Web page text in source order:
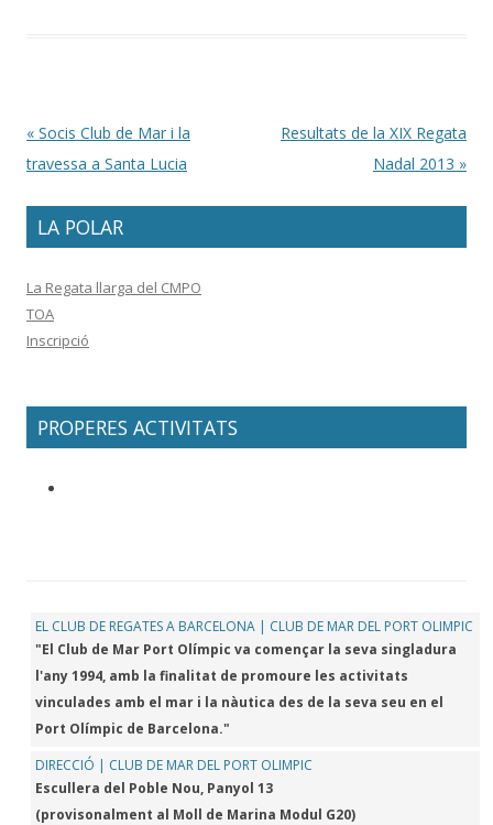
Post navigation
« Socis Club de Mar i la
travessa a Santa Lucia
Resultats de la XIX Regata
Nadal 2013 »
LA POLAR
La Regata llarga del CMPO
TOA
Inscripció
PROPERES ACTIVITATS
EL CLUB DE REGATES A BARCELONA | CLUB DE MAR DEL PORT OLIMPIC
"El Club de Mar Port Olímpic va començar la seva singladura
l'any 1994, amb la finalitat de promoure les activitats
vinculades amb el mar i la nàutica des de la seva seu en el
Port Olímpic de Barcelona."
DIRECCIÓ | CLUB DE MAR DEL PORT OLIMPIC
Escullera del Poble Nou, Panyol 13
(provisonalment al Moll de Marina Modul G20)